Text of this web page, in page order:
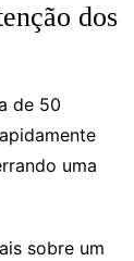
dos
de 50
uma
sobre um